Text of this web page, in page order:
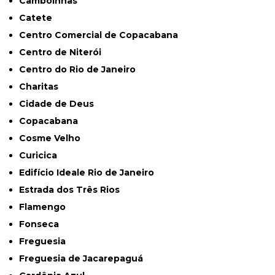
Catete
Centro Comercial de Copacabana
Centro de Niterói
Centro do Rio de Janeiro
Charitas
Cidade de Deus
Copacabana
Cosme Velho
Curicica
Edifício Ideale Rio de Janeiro
Estrada dos Três Rios
Flamengo
Fonseca
Freguesia
Freguesia de Jacarepaguá